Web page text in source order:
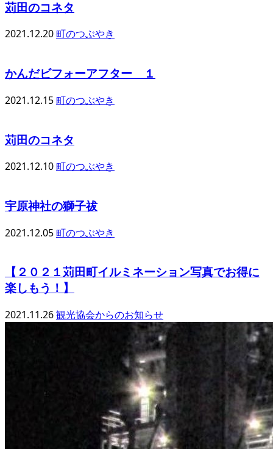
苅田のコネタ
2021.12.20町のつぶやき
かんだビフォーアフター １
2021.12.15町のつぶやき
苅田のコネタ
2021.12.10町のつぶやき
宇原神社の獅子祓
2021.12.05町のつぶやき
【２０２１苅田町イルミネーション写真でお得に
楽しもう！】
2021.11.26観光協会からのお知らせ